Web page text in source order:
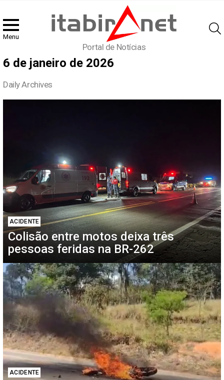
Menu
Portal de Notícias
6 de janeiro de 2026
Daily Archives
ACIDENTE
Colisão entre motos deixa três
pessoas feridas na BR-262
ACIDENTE